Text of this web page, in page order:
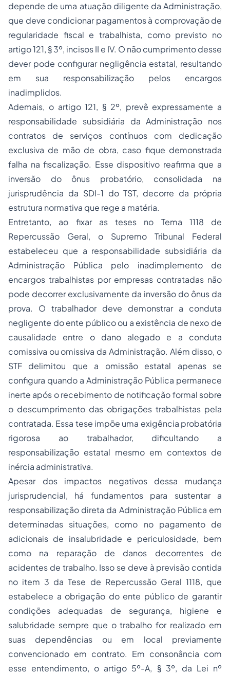
depende de uma atuação diligente da Administração,
que deve condicionar pagamentos à comprovação de
regularidade fiscal e trabalhista, como previsto no
artigo 121, § 3º, incisos II e IV. O não cumprimento desse
dever pode configurar negligência estatal, resultando
em sua responsabilização pelos encargos
inadimplidos.
Ademais, o artigo 121, § 2º, prevê expressamente a
responsabilidade subsidiária da Administração nos
contratos de serviços contínuos com dedicação
exclusiva de mão de obra, caso fique demonstrada
falha na fiscalização. Esse dispositivo reafirma que a
inversão do ônus probatório, consolidada na
jurisprudência da SDI-1 do TST, decorre da própria
estrutura normativa que rege a matéria.
Entretanto, ao fixar as teses no Tema 1118 de
Repercussão Geral, o Supremo Tribunal Federal
estabeleceu que a responsabilidade subsidiária da
Administração Pública pelo inadimplemento de
encargos trabalhistas por empresas contratadas não
pode decorrer exclusivamente da inversão do ônus da
prova. O trabalhador deve demonstrar a conduta
negligente do ente público ou a existência de nexo de
causalidade entre o dano alegado e a conduta
comissiva ou omissiva da Administração. Além disso, o
STF delimitou que a omissão estatal apenas se
configura quando a Administração Pública permanece
inerte após o recebimento de notificação formal sobre
o descumprimento das obrigações trabalhistas pela
contratada. Essa tese impõe uma exigência probatória
rigorosa ao trabalhador, dificultando a
responsabilização estatal mesmo em contextos de
inércia administrativa.
Apesar dos impactos negativos dessa mudança
jurisprudencial, há fundamentos para sustentar a
responsabilização direta da Administração Pública em
determinadas situações, como no pagamento de
adicionais de insalubridade e periculosidade, bem
como na reparação de danos decorrentes de
acidentes de trabalho. Isso se deve à previsão contida
no item 3 da Tese de Repercussão Geral 1118, que
estabelece a obrigação do ente público de garantir
condições adequadas de segurança, higiene e
salubridade sempre que o trabalho for realizado em
suas dependências ou em local previamente
convencionado em contrato. Em consonância com
esse entendimento, o artigo 5º-A, § 3º, da Lei nº